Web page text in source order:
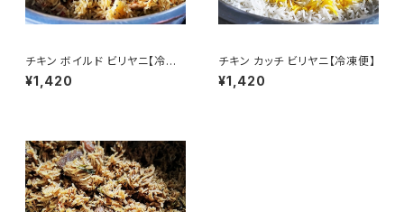
チキン ボイルド ビリヤニ【冷凍
便】
¥1,420
チキン カッチ ビリヤニ【冷凍便】
¥1,420